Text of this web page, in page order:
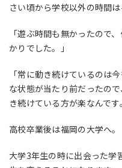
さい頃から学校以外の時間
「遊ぶ時間も無かったので
かりでした。」
「常に動き続けているのは
な状態が当たり前だったの
き続けている方が楽なんです
高校卒業後は福岡の大学へ。
大学3年生の時に出会った学